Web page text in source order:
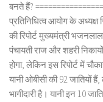
बनते हैं?
प्रतिनिधित्व आयोग के अध्यक्ष
की रिपोर्ट मुख्यमंत्री
पंचायती राज और शहरी
होगा, लेकिन इस रिपोर्ट में
यानी ओबीसी की 92 जातियों
भागीदारी है। यानी इन 10